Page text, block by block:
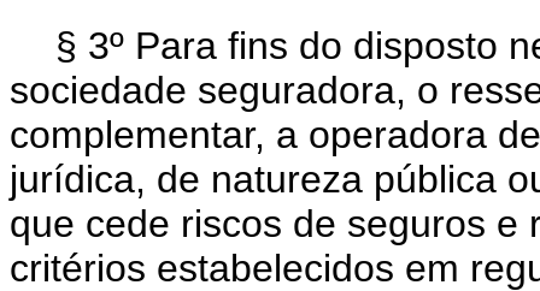
§ 3º Para fins do disposto
sociedade seguradora, o
complementar, a operadora
jurídica, de natureza pública
que cede riscos de seguros e
critérios estabelecidos em